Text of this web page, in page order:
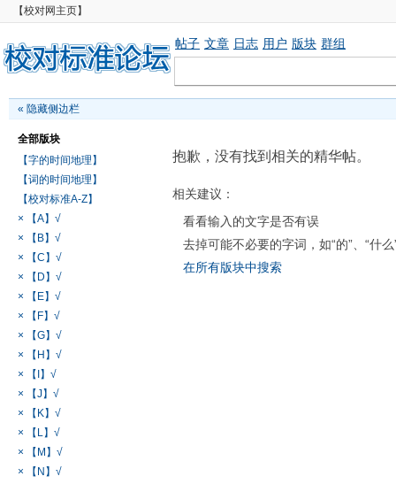
【校对网主页】
帖子 文章 日志 用户 版块 群组
« 隐藏侧边栏
全部版块
【字的时间地理】
【词的时间地理】
【校对标准A-Z】
× 【A】√
× 【B】√
× 【C】√
× 【D】√
× 【E】√
× 【F】√
× 【G】√
× 【H】√
× 【I】√
× 【J】√
× 【K】√
× 【L】√
× 【M】√
× 【N】√
抱歉，没有找到相关的精华帖。
相关建议：
看看输入的文字是否有误
去掉可能不必要的字词，如“的”、“什么
在所有版块中搜索